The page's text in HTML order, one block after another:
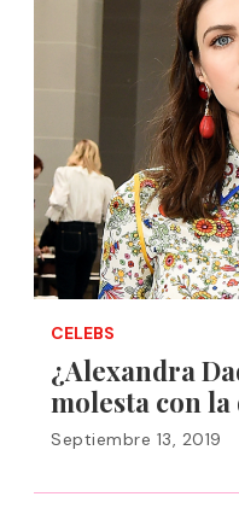
CELEBS
¿Alexandra
molesta con la
Septiembre 13, 2019